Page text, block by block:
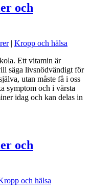
och
| Kropp och hälsa
Ett vitamin är
säga livsnödvändigt för
utan måste få i oss
symptom och i värsta
idag och kan delas in
och
och hälsa